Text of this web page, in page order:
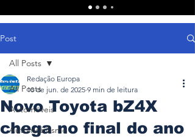
Post
All Posts
Automóveis
Automobilismo
All Posts
Novo Toyota bZ4X
chega no final do ano
Redação Europa
10 de jun. de 2025 9 min de leitura